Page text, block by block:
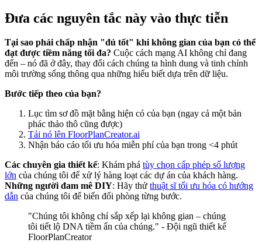
Đưa các nguyên tắc này vào thực tiễn
Tại sao phải chấp nhận "đủ tốt" khi không gian của bạn có thể
đạt được tiềm năng tối đa? Cuộc cách mạng AI không chỉ đang
đến – nó đã ở đây, thay đổi cách chúng ta hình dung và tinh chỉnh
môi trường sống thông qua những hiểu biết dựa trên dữ liệu.
Bước tiếp theo của bạn?
Lục tìm sơ đồ mặt bằng hiện có của bạn (ngay cả một bản
phác thảo thô cũng được)
Tải nó lên FloorPlanCreator.ai
Nhận báo cáo tối ưu hóa miễn phí của bạn trong <4 phút
Các chuyên gia thiết kế: Khám phá tùy chọn cấp phép số lượng
lớn của chúng tôi để xử lý hàng loạt các dự án của khách hàng.
Những người đam mê DIY: Hãy thử thuật sĩ tối ưu hóa có hướng
dẫn của chúng tôi để biến đổi phòng từng bước.
"Chúng tôi không chỉ sắp xếp lại không gian – chúng
tôi tiết lộ DNA tiềm ẩn của chúng." - Đội ngũ thiết kế
FloorPlanCreator